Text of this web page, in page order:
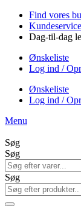
Videre
indhold
Find vores
Dag-til-dag
Ønskeliste
Log ind /
Ønskeliste
Log ind /
Menu
Søg
Søg
Søg